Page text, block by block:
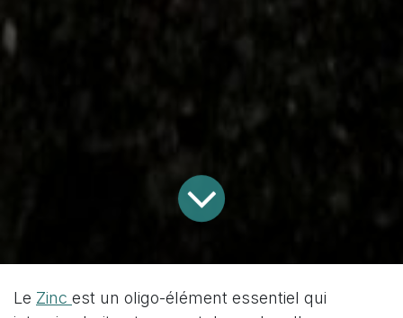
Le Zinc est un oligo-élément essentiel qui